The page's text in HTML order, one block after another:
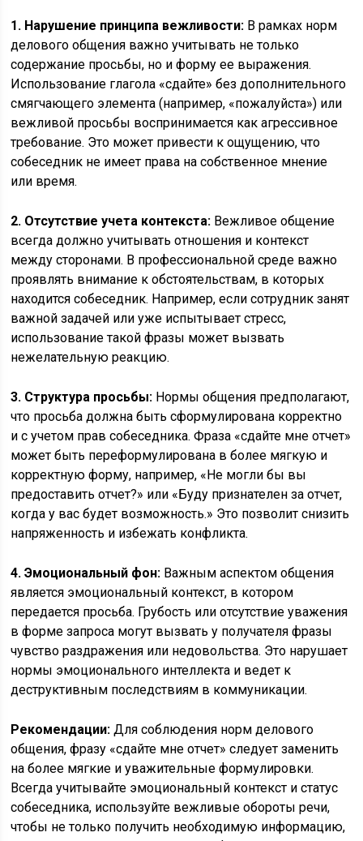
1. Нарушение принципа вежливости: В рамках норм
делового общения важно учитывать не только
содержание просьбы, но и форму ее выражения.
Использование глагола «сдайте» без дополнительного
смягчающего элемента (например, «пожалуйста») или
вежливой просьбы воспринимается как агрессивное
требование. Это может привести к ощущению, что
собеседник не имеет права на собственное мнение
или время.
2. Отсутствие учета контекста: Вежливое общение
всегда должно учитывать отношения и контекст
между сторонами. В профессиональной среде важно
проявлять внимание к обстоятельствам, в которых
находится собеседник. Например, если сотрудник занят
важной задачей или уже испытывает стресс,
использование такой фразы может вызвать
нежелательную реакцию.
3. Структура просьбы: Нормы общения предполагают,
что просьба должна быть сформулирована корректно
и с учетом прав собеседника. Фраза «сдайте мне отчет»
может быть переформулирована в более мягкую и
корректную форму, например, «Не могли бы вы
предоставить отчет?» или «Буду признателен за отчет,
когда у вас будет возможность.» Это позволит снизить
напряженность и избежать конфликта.
4. Эмоциональный фон: Важным аспектом общения
является эмоциональный контекст, в котором
передается просьба. Грубость или отсутствие уважения
в форме запроса могут вызвать у получателя фразы
чувство раздражения или недовольства. Это нарушает
нормы эмоционального интеллекта и ведет к
деструктивным последствиям в коммуникации.
Рекомендации: Для соблюдения норм делового
общения, фразу «сдайте мне отчет» следует заменить
на более мягкие и уважительные формулировки.
Всегда учитывайте эмоциональный контекст и статус
собеседника, используйте вежливые обороты речи,
чтобы не только получить необходимую информацию,